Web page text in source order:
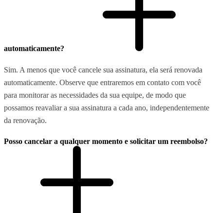
automaticamente?
Sim. A menos que você cancele sua assinatura, ela será renovada
automaticamente. Observe que entraremos em contato com você
para monitorar as necessidades da sua equipe, de modo que
possamos reavaliar a sua assinatura a cada ano, independentemente
da renovação.
Posso cancelar a qualquer momento e solicitar um reembolso?